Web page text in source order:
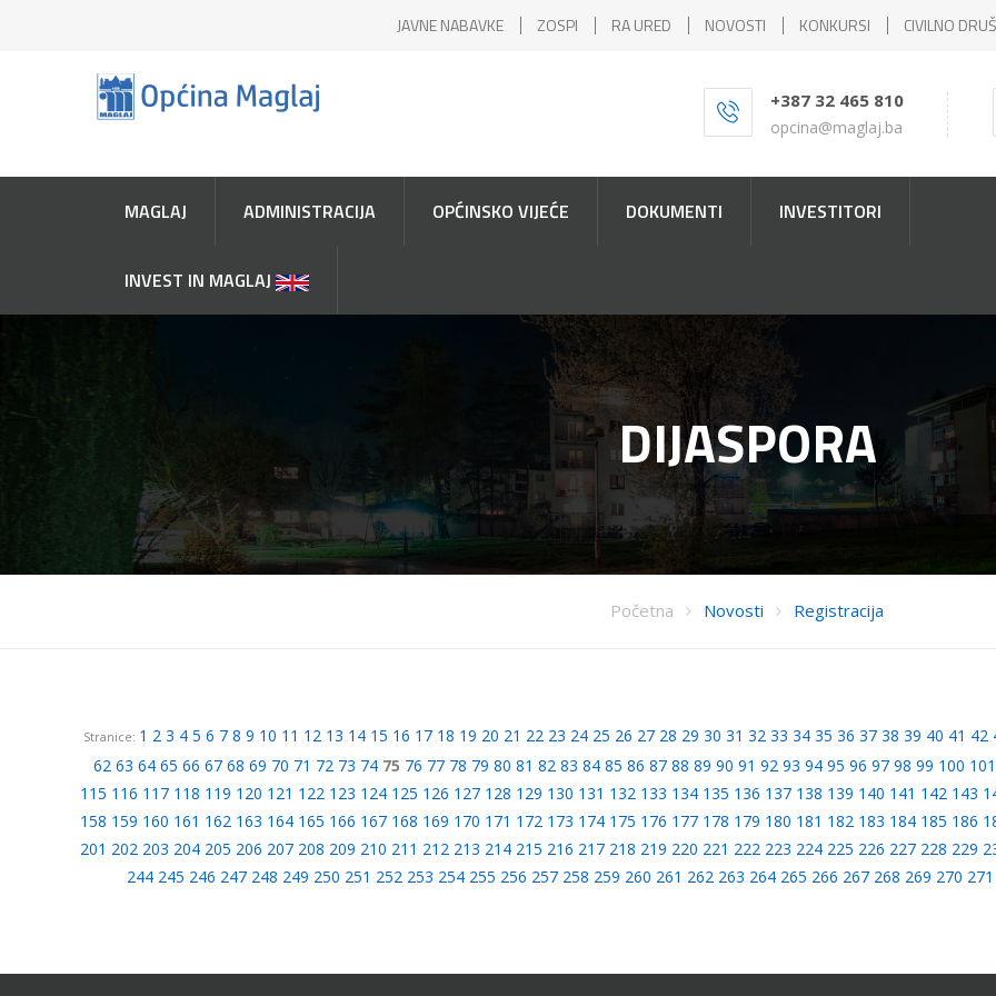
JAVNE NABAVKE ZOSPI RA URED NOVOSTI KONKURSI CIVILNO
+387 32 465 810
opcina@maglaj.ba
MAGLAJ ADMINISTRACIJA OPĆINSKO VIJEĆE DOKUMENTI INVESTITORI
INVEST IN MAGLAJ
DIJASPORA
Početna Novosti Registracija
Stranice: 1 2 3 4 5 6 7 8 9 10 11 12 13 14 15 16 17 18 19 20 21 22 23 24 25 26 27 28 29 30 31 32 33 34 35 36 37 38 39 40 41 42
62 63 64 65 66 67 68 69 70 71 72 73 74 75 76 77 78 79 80 81 82 83 84 85 86 87 88 89 90 91 92 93 94 95 96 97 98 99 100 101
115 116 117 118 119 120 121 122 123 124 125 126 127 128 129 130 131 132 133 134 135 136 137 138 139 140 141 142 143
158 159 160 161 162 163 164 165 166 167 168 169 170 171 172 173 174 175 176 177 178 179 180 181 182 183 184 185 186
201 202 203 204 205 206 207 208 209 210 211 212 213 214 215 216 217 218 219 220 221 222 223 224 225 226 227 228 229
244 245 246 247 248 249 250 251 252 253 254 255 256 257 258 259 260 261 262 263 264 265 266 267 268 269 270 271